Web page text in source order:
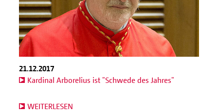
21.12.2017
Kardinal Arborelius ist "Schwede des Jahres"
WEITERLESEN